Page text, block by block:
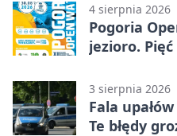
4 sierpnia 2026
Pogoria
jezioro.
3 sierpnia 2026
Fala
Te błędy